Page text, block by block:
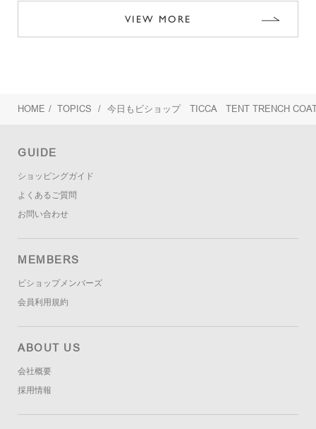
VIEW MORE
HOME / TOPICS / 今日もビショップ TICCA TENT TRENCH
GUIDE
ショッピングガイド
よくあるご質問
お問い合わせ
MEMBERS
ビショップメンバーズ
会員利用規約
ABOUT US
会社概要
採用情報